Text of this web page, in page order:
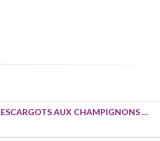
ESCARGOTS AUX CHAMPIGNONS DE PARIS GRATINÉS